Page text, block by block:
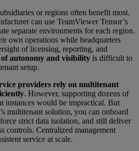
or regions often benefit most.
can use TeamViewer Tensor’s
separate environments for each region.
own operations while headquarters
of licensing, reporting, and
of autonomy and visibility is difficult to
setup.
providers rely on multitenant
. However, supporting dozens of
instances would be impractical. But
multitenant solution, you can onboard
strict data isolation, and still deliver
controls. Centralized management
service at scale.